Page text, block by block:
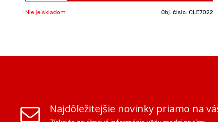
Nie je skladom Obj. čislo: CLE7022
Najdôležitejšie novinky priamo na